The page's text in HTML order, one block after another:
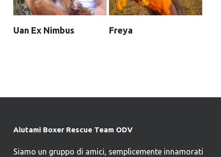
Uan Ex Nimbus Freya
Aiutami Boxer Rescue Team ODV
Siamo un gruppo di amici, semplicemente innamorati